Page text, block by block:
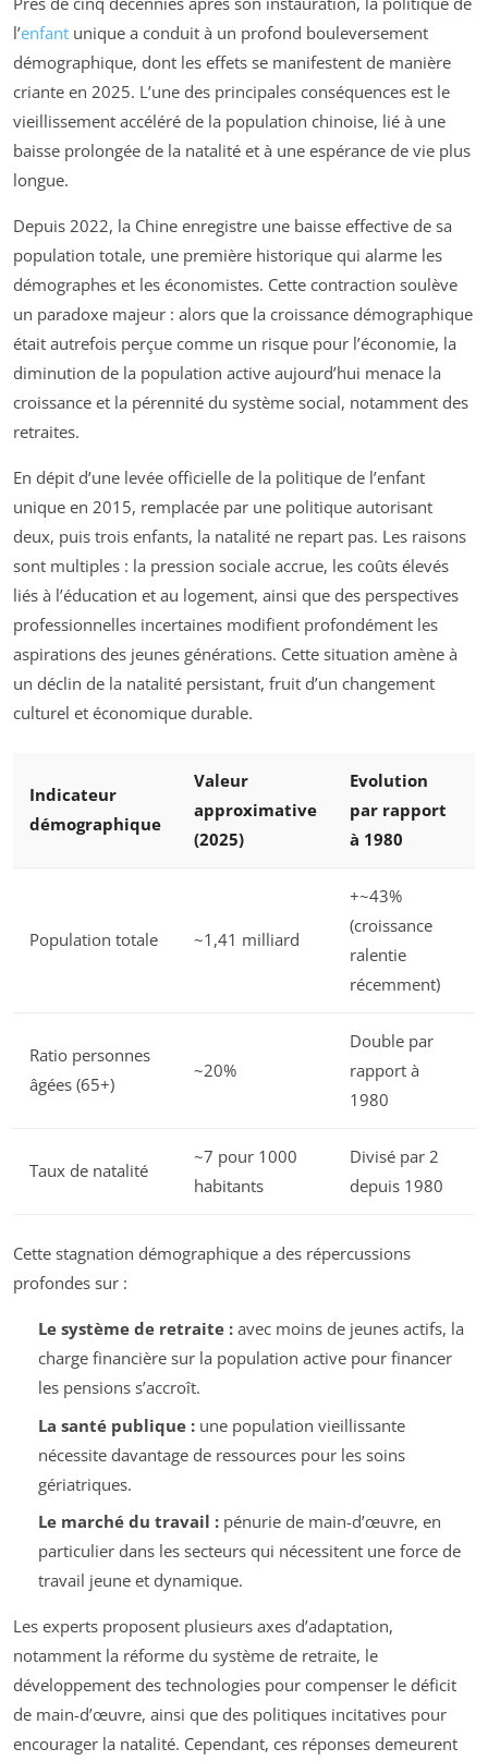
l’enfant unique a conduit à un profond bouleversement
démographique, dont les effets se manifestent de manière
criante en 2025. L’une des principales conséquences est le
vieillissement accéléré de la population chinoise, lié à une
baisse prolongée de la natalité et à une espérance de vie plus
longue.
Depuis 2022, la Chine enregistre une baisse effective de sa
population totale, une première historique qui alarme les
démographes et les économistes. Cette contraction soulève
un paradoxe majeur : alors que la croissance démographique
était autrefois perçue comme un risque pour l’économie, la
diminution de la population active aujourd’hui menace la
croissance et la pérennité du système social, notamment des
retraites.
En dépit d’une levée officielle de la politique de l’enfant
unique en 2015, remplacée par une politique autorisant
deux, puis trois enfants, la natalité ne repart pas. Les raisons
sont multiples : la pression sociale accrue, les coûts élevés
liés à l’éducation et au logement, ainsi que des perspectives
professionnelles incertaines modifient profondément les
aspirations des jeunes générations. Cette situation amène à
un déclin de la natalité persistant, fruit d’un changement
culturel et économique durable.
Indicateur
démographique
Valeur
approximative
(2025)
Evolution
par rapport
à 1980
Population totale ~1,41 milliard
+~43%
(croissance
ralentie
récemment)
Ratio personnes
âgées (65+)
~20%
Double par
rapport à
1980
Taux de natalité
~7 pour 1000
habitants
Divisé par 2
depuis 1980
Cette stagnation démographique a des répercussions
profondes sur :
Le système de retraite :avec moins de jeunes actifs, la
charge financière sur la population active pour financer
les pensions s’accroît.
La santé publique :une population vieillissante
nécessite davantage de ressources pour les soins
gériatriques.
Le marché du travail :pénurie de main-d’œuvre, en
particulier dans les secteurs qui nécessitent une force de
travail jeune et dynamique.
Les experts proposent plusieurs axes d’adaptation,
notamment la réforme du système de retraite, le
développement des technologies pour compenser le déficit
de main-d’œuvre, ainsi que des politiques incitatives pour
encourager la natalité. Cependant, ces réponses demeurent